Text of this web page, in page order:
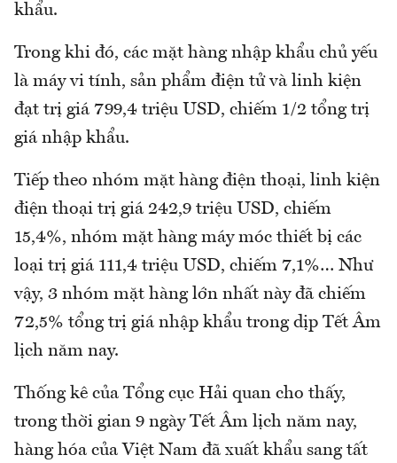
khẩu.
Trong khi đó, các mặt hàng nhập khẩu chủ yếu
là máy vi tính, sản phẩm điện tử và linh kiện
đạt trị giá 799,4 triệu USD, chiếm 1/2 tổng trị
giá nhập khẩu.
Tiếp theo nhóm mặt hàng điện thoại, linh kiện
điện thoại trị giá 242,9 triệu USD, chiếm
15,4%, nhóm mặt hàng máy móc thiết bị các
loại trị giá 111,4 triệu USD, chiếm 7,1%… Như
vậy, 3 nhóm mặt hàng lớn nhất này đã chiếm
72,5% tổng trị giá nhập khẩu trong dịp Tết Âm
lịch năm nay.
Thống kê của Tổng cục Hải quan cho thấy,
trong thời gian 9 ngày Tết Âm lịch năm nay,
hàng hóa của Việt Nam đã xuất khẩu sang tất